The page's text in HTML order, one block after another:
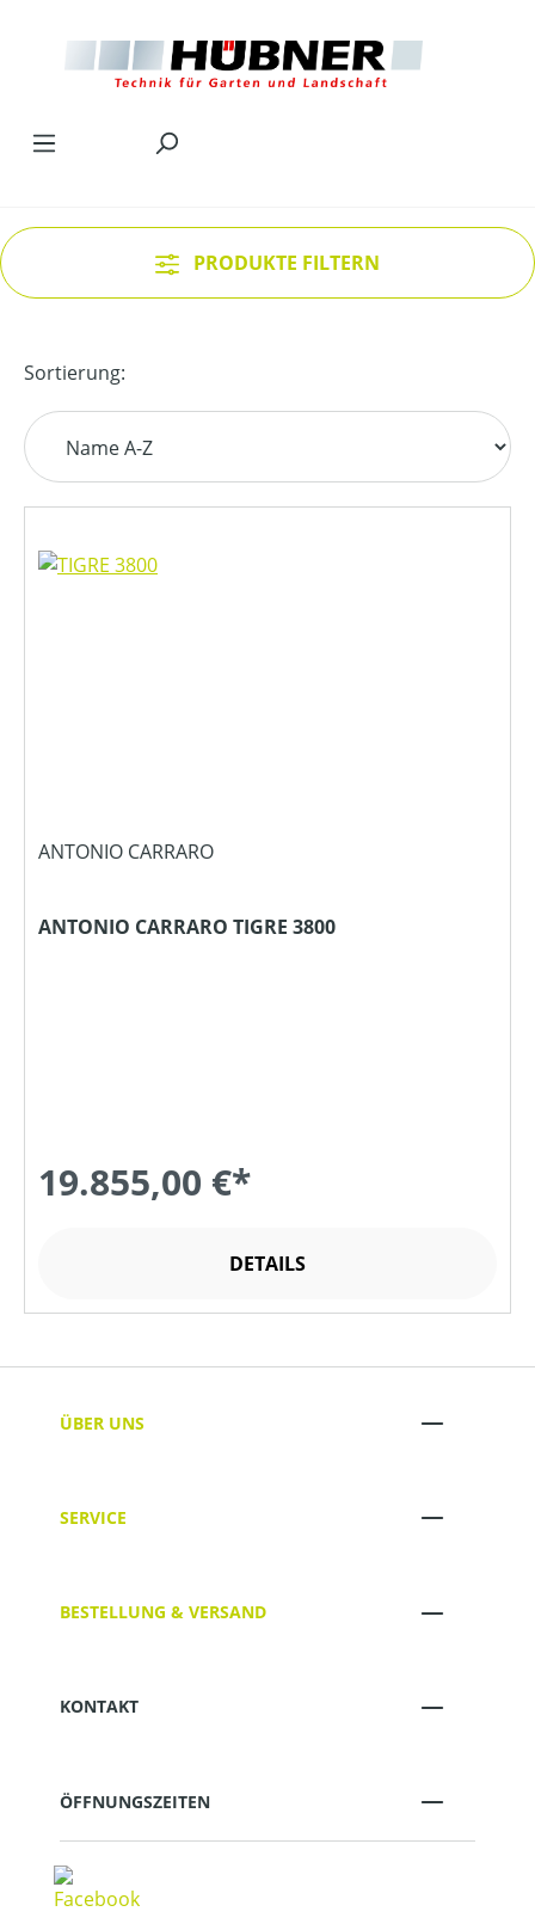
PRODUKTE FILTERN
Sortierung:
ANTONIO CARRARO
ANTONIO CARRARO TIGRE 3800
19.855,00 €*
DETAILS
ÜBER UNS
SERVICE
BESTELLUNG & VERSAND
KONTAKT
ÖFFNUNGSZEITEN